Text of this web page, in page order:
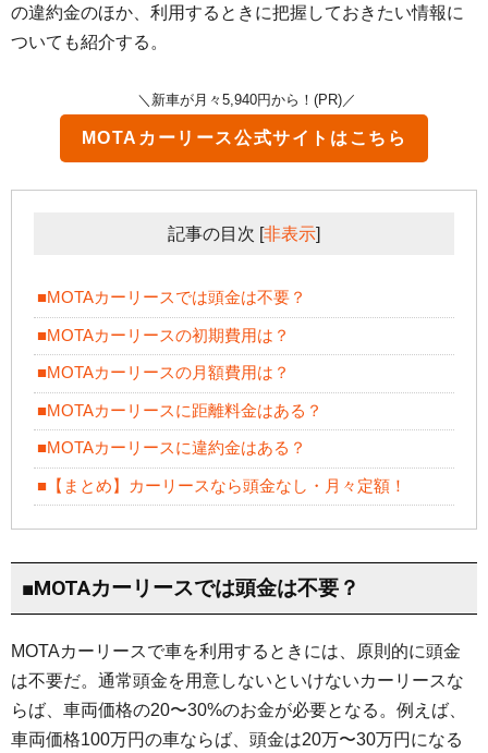
の違約金のほか、利用するときに把握しておきたい情報に
ついても紹介する。
＼新車が月々5,940円から！(PR)／
MOTAカーリース公式サイトはこちら
記事の目次 [非表示]
■MOTAカーリースでは頭金は不要？
■MOTAカーリースの初期費用は？
■MOTAカーリースの月額費用は？
■MOTAカーリースに距離料金はある？
■MOTAカーリースに違約金はある？
■【まとめ】カーリースなら頭金なし・月々定額！
■MOTAカーリースでは頭金は不要？
MOTAカーリースで車を利用するときには、原則的に頭金
は不要だ。通常頭金を用意しないといけないカーリースな
らば、車両価格の20〜30%のお金が必要となる。例えば、
車両価格100万円の車ならば、頭金は20万〜30万円になる